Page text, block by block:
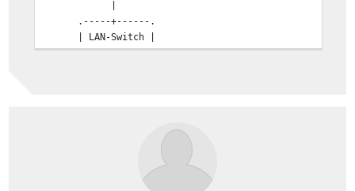
.-----+------.
| LAN-Switch |